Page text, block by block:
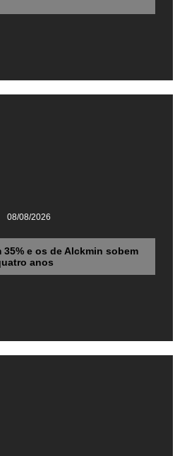
08/08/2026
35% e os de Alckmin sobem
anos